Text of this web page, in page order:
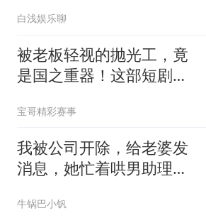
白浅娱乐聊
被老板轻视的抛光工，竟
是国之重器！这部短剧燃
宝哥精彩赛事
我被公司开除，给老婆发
消息，她忙着哄男助理只
牛锅巴小钒